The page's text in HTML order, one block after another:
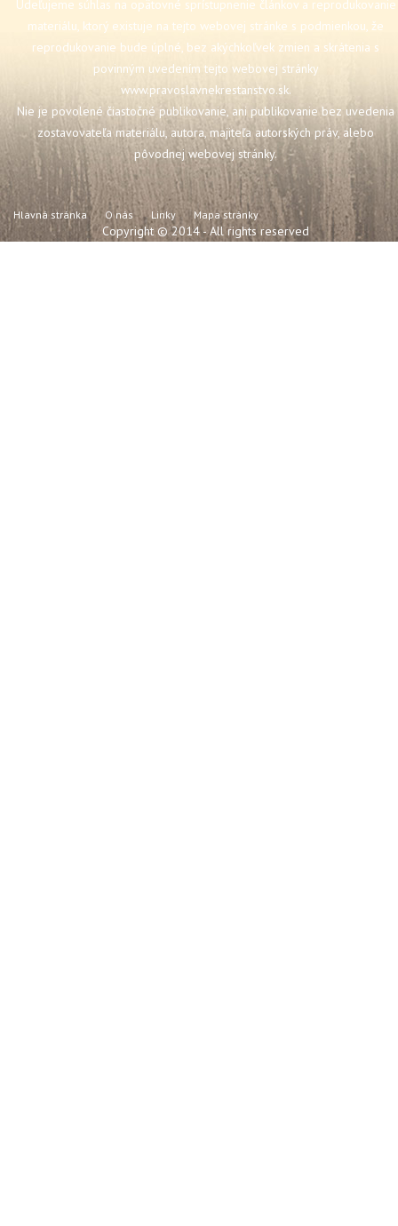
Udeľujeme súhlas na opätovné sprístupnenie článkov a reprodukovanie
materiálu, ktorý existuje na tejto webovej stránke s podmienkou, že
reprodukovanie bude úplné, bez akýchkoľvek zmien a skrátenia s
povinným uvedením tejto webovej stránky
www.pravoslavnekrestanstvo.sk.
Nie je povolené čiastočné publikovanie, ani publikovanie bez uvedenia
zostavovateľa materiálu, autora, majiteľa autorských práv, alebo
pôvodnej webovej stránky.
Hlavná stránka O nás Linky Mapa stránky
Copyright © 2014 - All rights reserved